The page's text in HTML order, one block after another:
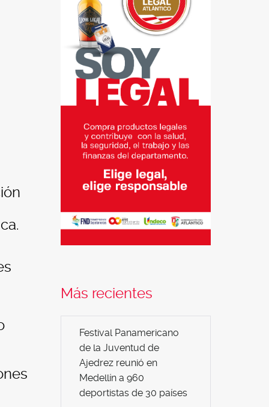
Más recientes
Festival Panamericano
de la Juventud de
Ajedrez reunió en
Medellín a 960
deportistas de 30 países